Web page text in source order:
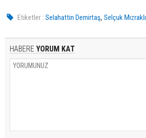
Etiketler : Selahattin Demirtaş,Selçuk Mızraklı
HABERE YORUM KAT